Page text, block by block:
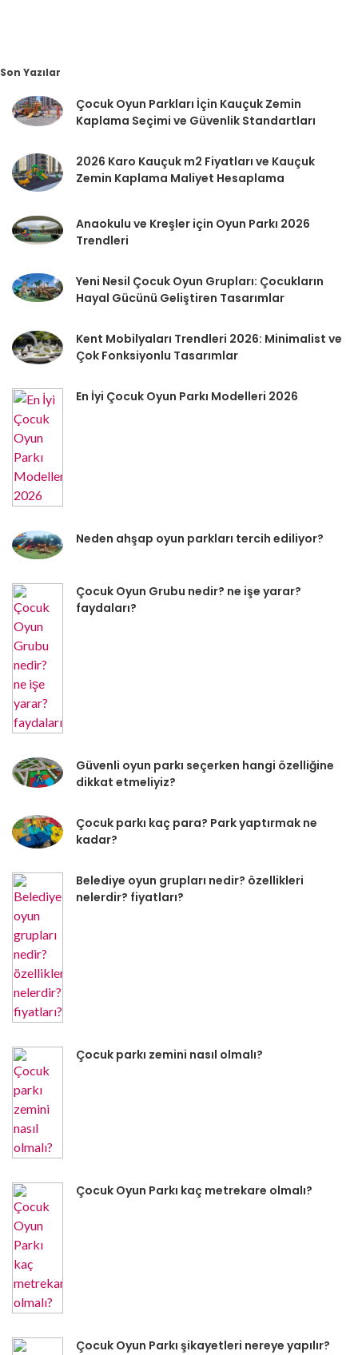
Son Yazılar
Çocuk Oyun Parkları İçin Kauçuk Zemin
Kaplama Seçimi ve Güvenlik Standartları
2026 Karo Kauçuk m2 Fiyatları ve Kauçuk
Zemin Kaplama Maliyet Hesaplama
Anaokulu ve Kreşler için Oyun Parkı 2026
Trendleri
Yeni Nesil Çocuk Oyun Grupları: Çocukların
Hayal Gücünü Geliştiren Tasarımlar
Kent Mobilyaları Trendleri 2026: Minimalist ve
Çok Fonksiyonlu Tasarımlar
En İyi Çocuk Oyun Parkı Modelleri 2026
Neden ahşap oyun parkları tercih ediliyor?
Çocuk Oyun Grubu nedir? ne işe yarar?
faydaları?
Güvenli oyun parkı seçerken hangi özelliğine
dikkat etmeliyiz?
Çocuk parkı kaç para? Park yaptırmak ne
kadar?
Belediye oyun grupları nedir? özellikleri
nelerdir? fiyatları?
Çocuk parkı zemini nasıl olmalı?
Çocuk Oyun Parkı kaç metrekare olmalı?
Çocuk Oyun Parkı şikayetleri nereye yapılır?